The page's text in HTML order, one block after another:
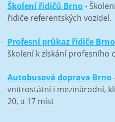
Školení řidičů Brno-
řidiče referentských vozidel.
Profesní průkaz řidiče
školení k získání profesního
Autobusová doprava Brno
vnitrostátní i mezinárodní,
20, a 17 míst